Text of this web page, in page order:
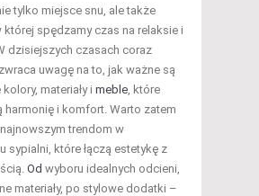
tylko miejsce snu, ale także
której spędzamy czas na relaksie i
dzisiejszych czasach coraz
uwagę na to, jak ważne są
materiały i meble , które
harmonię i komfort. Warto zatem
trendom w
sypialni, które łączą estetykę z
Od wyboru idealnych odcieni,
materiały, po stylowe dodatki –